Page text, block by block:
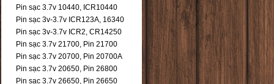
Pin sạc 3.7v 10440, ICR10440
Pin sạc 3v-3.7v ICR123A, 16340
Pin sạc 3v-3.7v ICR2, CR14250
Pin sạc 3.7v 21700, Pin 21700
Pin sạc 3.7v 20700, Pin 20700A
Pin sạc 3.7v 20650, Pin 26800
Pin sạc 3.7v 26650, Pin 26650